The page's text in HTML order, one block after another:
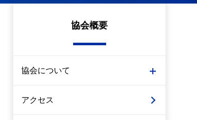
協会概要
協会について
アクセス